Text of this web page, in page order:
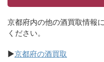
京都府内の他の酒買取情報
ください。
▶京都府の酒買取